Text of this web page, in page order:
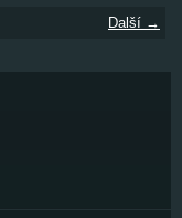
Další →